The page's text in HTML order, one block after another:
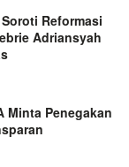
Reformasi
Adriansyah
Minta Penegakan